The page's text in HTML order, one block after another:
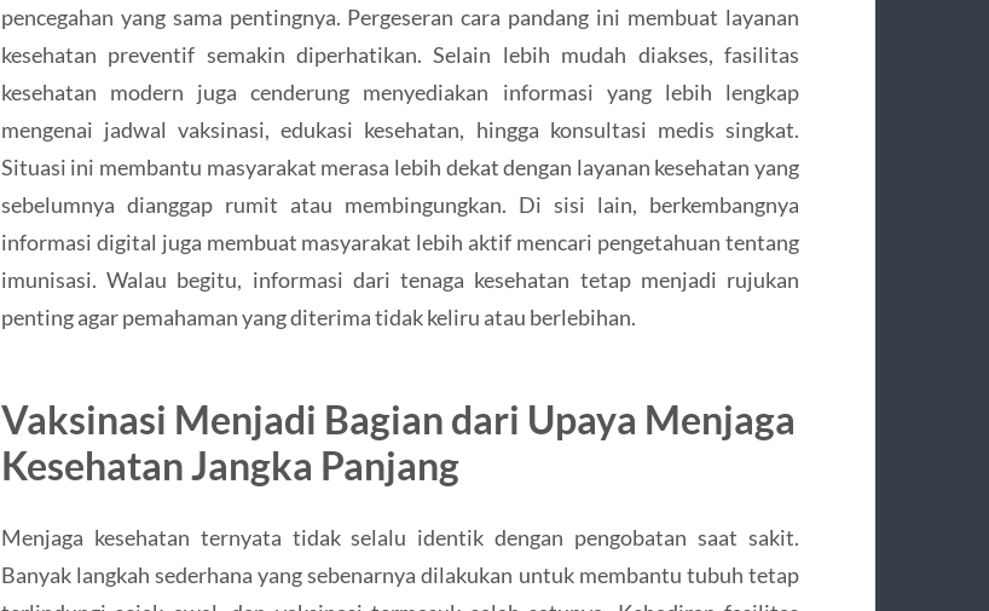
pencegahan yang sama pentingnya. Pergeseran cara pandang ini membuat layanan
kesehatan preventif semakin diperhatikan. Selain lebih mudah diakses, fasilitas
kesehatan modern juga cenderung menyediakan informasi yang lebih lengkap
mengenai jadwal vaksinasi, edukasi kesehatan, hingga konsultasi medis singkat.
Situasi ini membantu masyarakat merasa lebih dekat dengan layanan kesehatan yang
sebelumnya dianggap rumit atau membingungkan. Di sisi lain, berkembangnya
informasi digital juga membuat masyarakat lebih aktif mencari pengetahuan tentang
imunisasi. Walau begitu, informasi dari tenaga kesehatan tetap menjadi rujukan
penting agar pemahaman yang diterima tidak keliru atau berlebihan.
Vaksinasi Menjadi Bagian dari Upaya Menjaga
Kesehatan Jangka Panjang
Menjaga kesehatan ternyata tidak selalu identik dengan pengobatan saat sakit.
Banyak langkah sederhana yang sebenarnya dilakukan untuk membantu tubuh tetap